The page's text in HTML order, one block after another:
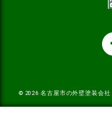
© 2026名古屋市の外壁塗装会社